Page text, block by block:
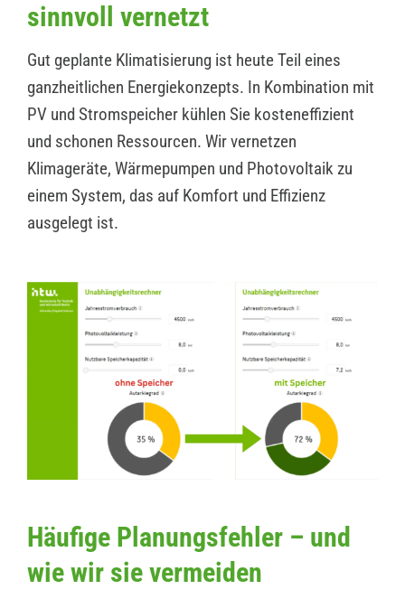
sinnvoll vernetzt
Gut geplante Klimatisierung ist heute Teil eines
ganzheitlichen Energiekonzepts. In Kombination mit
PV und Stromspeicher kühlen Sie kosteneffizient
und schonen Ressourcen. Wir vernetzen
Klimageräte, Wärmepumpen und Photovoltaik zu
einem System, das auf Komfort und Effizienz
ausgelegt ist.
Häufige Planungsfehler – und
wie wir sie vermeiden